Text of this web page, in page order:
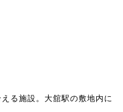
る施設。大舘駅の敷地内に